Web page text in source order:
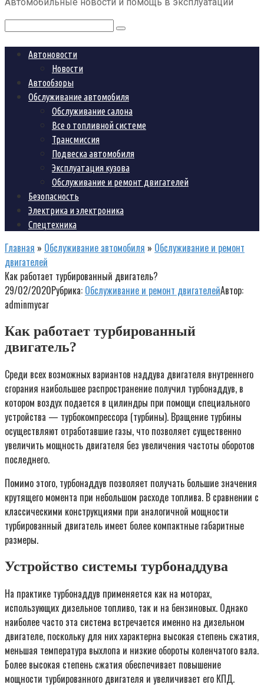
Поиск:
Автоновости
Новости
Автообзоры
Обслуживание автомобиля
Обслуживание салона
Все о топливной системе
Трансмиссия
Подвеска автомобиля
Эксплуатация кузова
Обслуживание и ремонт двигателей
Безопасность
Электрика и электроника
Спецтехника
Главная » Обслуживание автомобиля » Обслуживание и ремонт
двигателей
Как работает турбированный двигатель?
29/02/2020Рубрика: Обслуживание и ремонт двигателейАвтор:
adminmycar
Как работает турбированный
двигатель?
Среди всех возможных вариантов наддува двигателя внутреннего
сгорания наибольшее распространение получил турбонаддув, в
котором воздух подается в цилиндры при помощи специального
устройства — турбокомпрессора (турбины). Вращение турбины
осуществляют отработавшие газы, что позволяет существенно
увеличить мощность двигателя без увеличения частоты оборотов
последнего.
Помимо этого, турбонаддув позволяет получать большие значения
крутящего момента при небольшом расходе топлива. В сравнении с
классическими конструкциями при аналогичной мощности
турбированный двигатель имеет более компактные габаритные
размеры.
Устройство системы турбонаддува
На практике турбонаддув применяется как на моторах,
использующих дизельное топливо, так и на бензиновых. Однако
наиболее часто эта система встречается именно на дизельном
двигателе, поскольку для них характерна высокая степень сжатия,
меньшая температура выхлопа и низкие обороты коленчатого вала.
Более высокая степень сжатия обеспечивает повышение
мощности турбированного двигателя и увеличивает его КПД.